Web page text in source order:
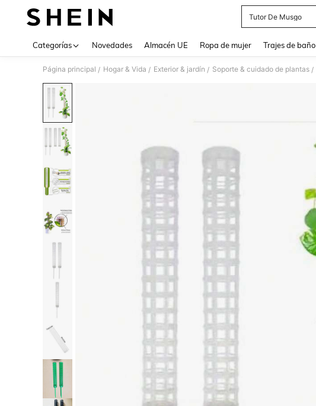
Tutor De Musgo
Categorías Novedades Almacén UE Ropa de mujer Trajes de baño
Página principal / Hogar & Vida / Exterior & jardín / Soporte & cuidado de plantas /